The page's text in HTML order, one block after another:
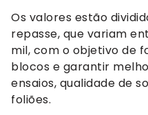
Os valores estão
repasse, que variam
mil, com o objetivo de
blocos e garantir
ensaios, qualidade de
foliões.